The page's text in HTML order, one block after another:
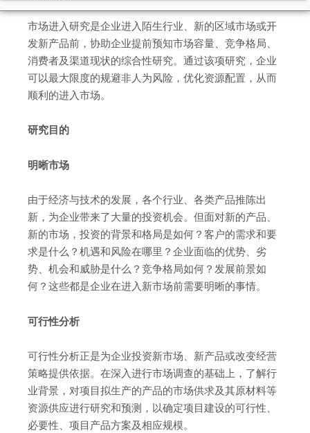
市场进入研究是企业进入陌生行业、新的区域市场或开
发新产品前，协助企业提前预知市场容量、竞争格局、
消费者及渠道现状的综合性研究。通过该项研究，企业
可以最大限度的规避非人为风险，优化资源配置，从而
顺利的进入市场。
研究目的
明晰市场
由于经济与技术的发展，各个行业、各类产品推陈出
新，为企业带来了大量的投资机会。但面对新的产品、
新的市场，投资的背景和格局是如何？客户的需求和要
求是什么？机遇和风险在哪里？企业面临的优势、劣
势、机会和威胁是什么？竞争格局如何？发展前景如
何？这些都是企业在进入新市场前需要明晰的事情。
可行性分析
可行性分析正是为企业投资新市场、新产品或改变经营
策略提供依据。在深入进行市场调查的基础上，了解行
业背景，对项目拟生产的产品的市场供求及其原材料等
资源供应进行研究和预测，以确定项目建设的可行性、
必要性、项目产品方案及相应规模。